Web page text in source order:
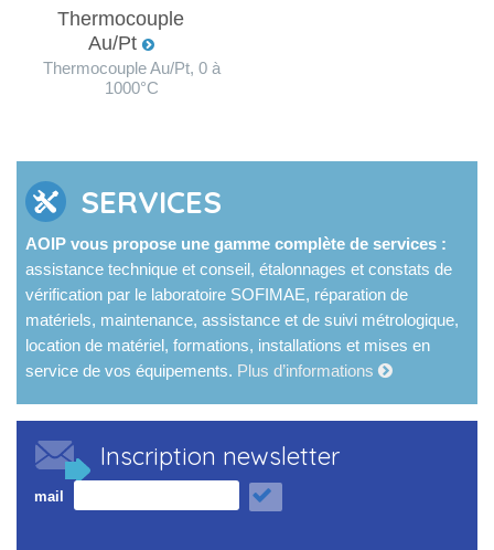
Thermocouple
Au/Pt
Thermocouple Au/Pt, 0 à
1000°C
SERVICES
AOIP vous propose une gamme complète de services :
assistance technique et conseil, étalonnages et constats de
vérification par le laboratoire SOFIMAE, réparation de
matériels, maintenance, assistance et de suivi métrologique,
location de matériel, formations, installations et mises en
service de vos équipements. Plus d’informations
Inscription newsletter
mail